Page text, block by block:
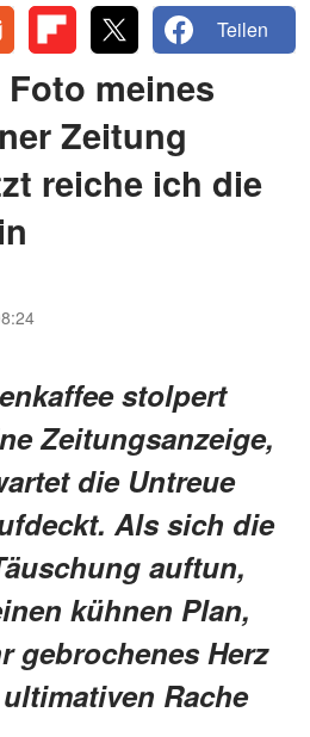
Teilen
meines
Zeitung
reiche ich die
stolpert
Zeitungsanzeige,
die Untreue
Als sich die
auftun,
kühnen Plan,
gebrochenes Herz
Rache